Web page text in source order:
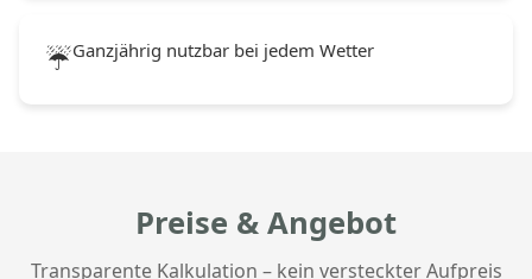
☔Ganzjährig nutzbar bei jedem Wetter
Preise & Angebot
Transparente Kalkulation – kein versteckter Aufpreis